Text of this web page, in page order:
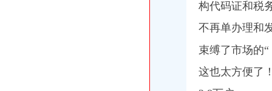
重庆工商代办_重庆代理记账_重庆公司注册-重庆橙柚青工商咨询有限
重庆住房公积金缴存单位账户注销办理流程是怎样的？-家居装修互动
构代码证和税
不再单办理和
束缚了市场的“
这也太方便了